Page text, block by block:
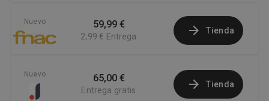
Nuevo 59,99 €
2,99 € Entrega
Tienda
Nuevo 65,00 €
Entrega gratis
Tienda